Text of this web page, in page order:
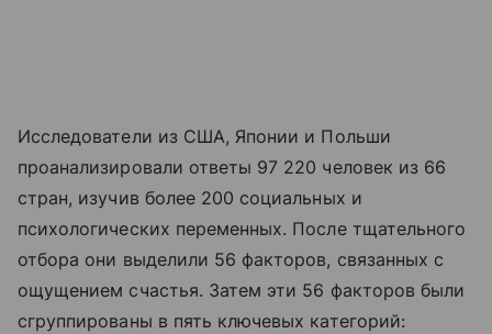
Исследователи из США, Японии и Польши
проанализировали ответы 97 220 человек из 66
стран, изучив более 200 социальных и
психологических переменных. После тщательного
отбора они выделили 56 факторов, связанных с
ощущением счастья. Затем эти 56 факторов были
сгруппированы в пять ключевых категорий: